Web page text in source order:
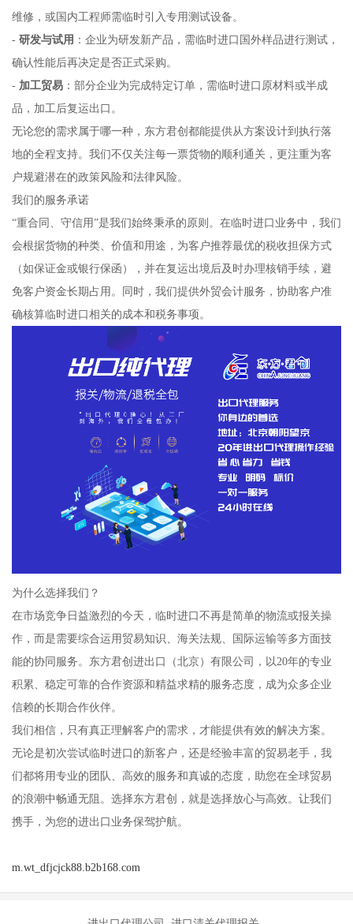
维修，或国内工程师需临时引入专用测试设备。
- 研发与试用 ：企业为研发新产品，需临时进口国外样品进行测试，
确认性能后再决定是否正式采购。
- 加工贸易：部分企业为完成特定订单，需临时进口原材料或半成
品，加工后复运出口。
无论您的需求属于哪一种，东方君创都能提供从方案设计到执行落
地的全程支持。我们不仅关注每一票货物的顺利通关，更注重为客
户规避潜在的政策风险和法律风险。
我们的服务承诺
“重合同、守信用”是我们始终秉承的原则。在临时进口业务中，我们
会根据货物的种类、价值和用途，为客户推荐最优的税收担保方式
（如保证金或银行保函），并在复运出境后及时办理核销手续，避
免客户资金长期占用。同时，我们提供外贸会计服务，协助客户准
确核算临时进口相关的成本和税务事项。
为什么选择我们？
在市场竞争日益激烈的今天，临时进口不再是简单的物流或报关操
作，而是需要综合运用贸易知识、海关法规、国际运输等多方面技
能的协同服务。东方君创进出口（北京）有限公司，以20年的专业
积累、稳定可靠的合作资源和精益求精的服务态度，成为众多企业
信赖的长期合作伙伴。
我们相信，只有真正理解客户的需求，才能提供有效的解决方案。
无论是初次尝试临时进口的新客户，还是经验丰富的贸易老手，我
们都将用专业的团队、高效的服务和真诚的态度，助您在全球贸易
的浪潮中畅通无阻。选择东方君创，就是选择放心与高效。让我们
携手，为您的进出口业务保驾护航。
m.wt_dfjcjck88.b2b168.com